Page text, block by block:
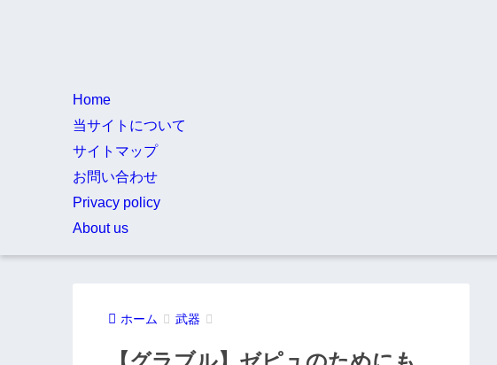
Home
当サイトについて
サイトマップ
お問い合わせ
Privacy policy
About us
ホーム 武器